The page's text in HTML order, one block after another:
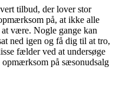
tilbud, der lover stor
på, at ikke alle
være. Nogle gange kan
ned igen og få dig til at tro,
fælder ved at undersøge
på sæsonudsalg